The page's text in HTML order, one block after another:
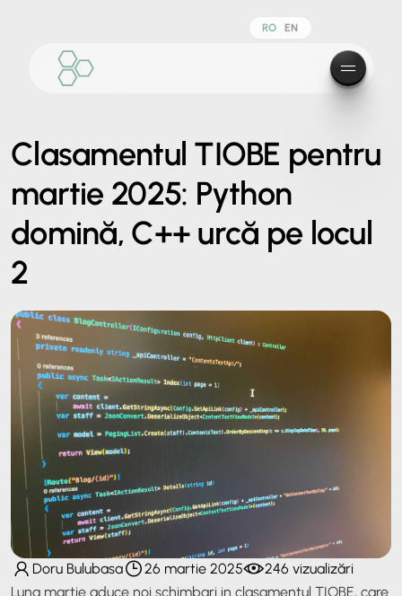
RO EN
Clasamentul TIOBE pentru
martie 2025: Python
domină, C++ urcă pe locul
2
Doru Bulubasa 26 martie 2025
246 vizualizări
Luna martie aduce noi schimbari in clasamentul TIOBE, care